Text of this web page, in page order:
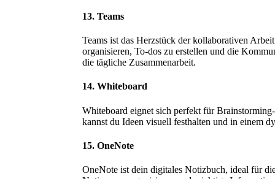
13. Teams
Teams ist das Herzstück der kollaborativen
organisieren, To-dos zu erstellen und die
die tägliche Zusammenarbeit.
14. Whiteboard
Whiteboard eignet sich perfekt für
kannst du Ideen visuell festhalten und in einem
15. OneNote
OneNote ist dein digitales Notizbuch, ideal für